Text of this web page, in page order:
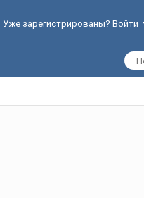
Уже зарегистрированы? Войти